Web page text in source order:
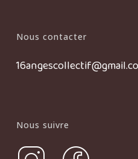
Nous contacter
Nous suivre